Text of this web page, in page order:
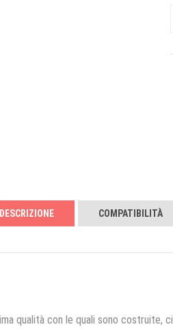
DESCRIZIONE COMPATIBILITÀ
qualità con le quali sono costruite,